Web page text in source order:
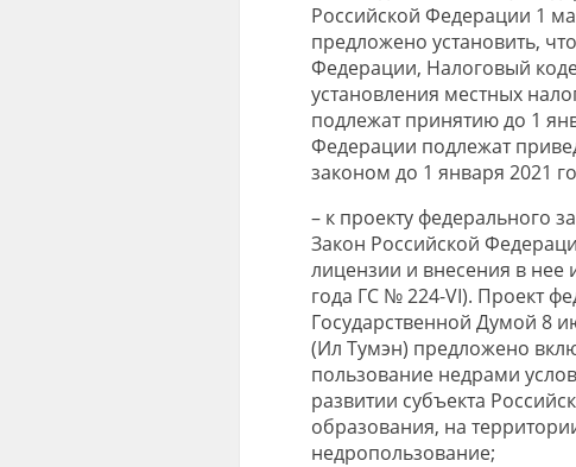
Российской Федерации 1
предложено установить,
Федерации, Налоговый
установления местных
подлежат принятию до 1
Федерации подлежат
законом до 1 января 2021
– к проекту федерального
Закон Российской
лицензии и внесения в нее
года ГС № 224-VI). Проект
Государственной Думой 8
(Ил Тумэн) предложено
пользование недрами
развитии субъекта
образования, на
недропользование;